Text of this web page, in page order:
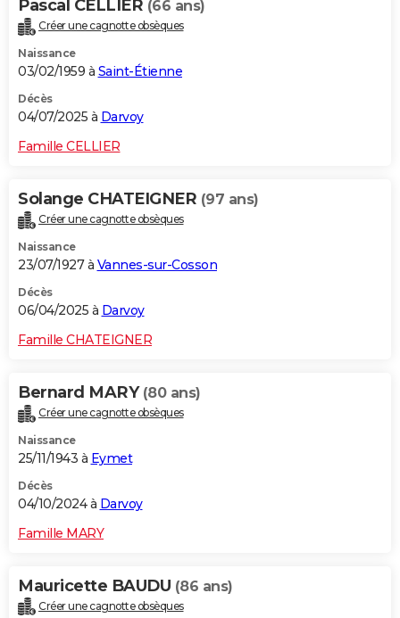
Carte de Noël
Carte Bonne année
Carte Saint-Valentin
Carte Pâques
Carte d'anniversaire
DICTIONNAIRE
Dictionnaire
Biographies
Citations
Expressions
Proverbes
PROGRAMME TV
S'inscrire
Se connecter
Lycées
Collèges
Primaires
Universités
Entreprises
Service militaire
Avis de recherche
AVIS DE DÉCÈS
FORUM
Bricolage
Lifestyle
Culture
Auto
Television
Voyage
Cinema
Pascal CELLIER (66 ans)
Créer une cagnotte obsèques
Naissance
03/02/1959 à Saint-Étienne
Décès
04/07/2025 à Darvoy
Famille CELLIER
Solange CHATEIGNER (97 ans)
Créer une cagnotte obsèques
Naissance
23/07/1927 à Vannes-sur-Cosson
Décès
06/04/2025 à Darvoy
Famille CHATEIGNER
Bernard MARY (80 ans)
Créer une cagnotte obsèques
Naissance
25/11/1943 à Eymet
Décès
04/10/2024 à Darvoy
Famille MARY
Mauricette BAUDU (86 ans)
Créer une cagnotte obsèques